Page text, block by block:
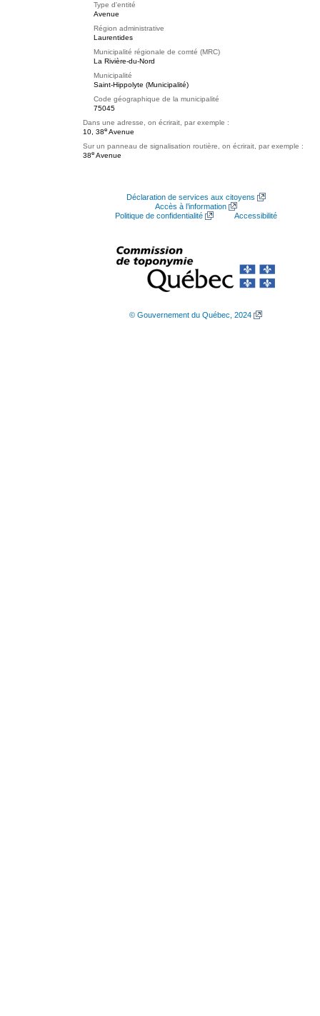
Type d'entité
Avenue
Région administrative
Laurentides
Municipalité régionale de comté (MRC)
La Rivière-du-Nord
Municipalité
Saint-Hippolyte (Municipalité)
Code géographique de la municipalité
75045
Dans une adresse, on écrirait, par exemple :
10, 38e Avenue
Sur un panneau de signalisation routière, on écrirait, par exemple :
38e Avenue
Déclaration de services aux citoyens
Accès à l’information
Politique de confidentialité
Accessibilité
© Gouvernement du Québec, 2024